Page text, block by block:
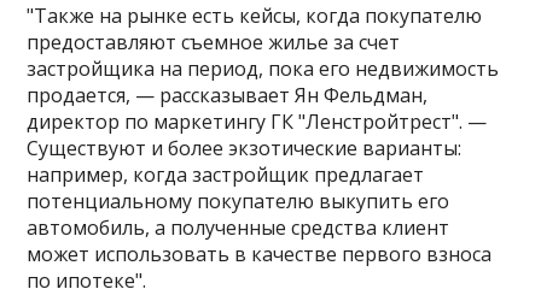
"Также на рынке есть кейсы, когда покупателю
предоставляют съемное жилье за счет
застройщика на период, пока его недвижимость
продается, — рассказывает Ян Фельдман,
директор по маркетингу ГК "Ленстройтрест". —
Существуют и более экзотические варианты:
например, когда застройщик предлагает
потенциальному покупателю выкупить его
автомобиль, а полученные средства клиент
может использовать в качестве первого взноса
по ипотеке".